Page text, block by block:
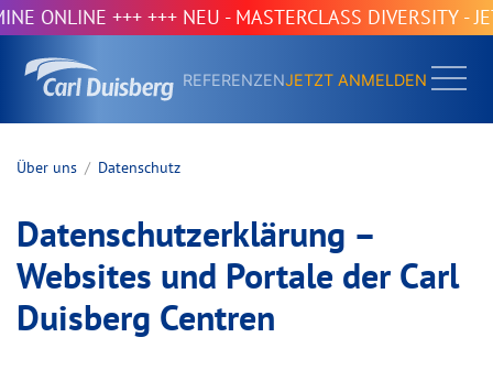
++++++ NEU - MASTERCLASS DIVERSITY - JETZT
REFERENZENJETZT ANMELDEN
Über uns Datenschutz
Datenschutzerklärung –
Websites und Portale der Carl
Duisberg Centren